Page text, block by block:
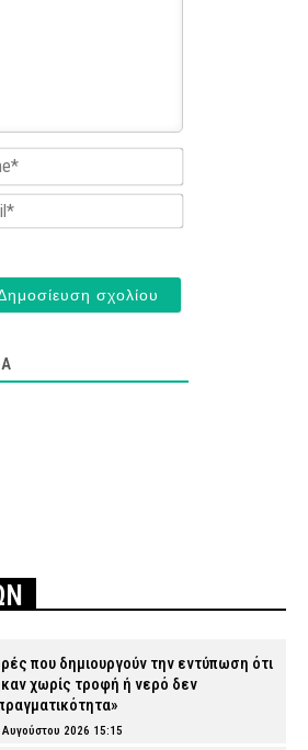
Name*
Email*
που δημιουργούν την εντύπωση ότι
χωρίς τροφή ή νερό δεν
Αυγούστου 2026 15:15